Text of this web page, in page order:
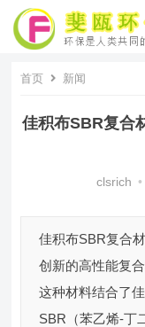
首页 新闻
佳积布SBR复合
clsrich •
佳积布SBR复合
创新的高性能复
这种材料结合了
SBR（苯乙烯-丁